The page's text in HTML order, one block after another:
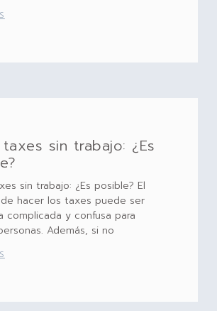
sin trabajo: ¿Es
sin trabajo: ¿Es posible? El
hacer los taxes puede ser
complicada y confusa para
Además, si no